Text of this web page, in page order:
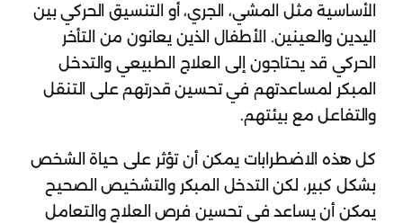
الأساسية مثل المشي، الجري، أو التنسيق الحركي بين
اليدين والعينين. الأطفال الذين يعانون من التأخر
الحركي قد يحتاجون إلى العلاج الطبيعي والتدخل
المبكر لمساعدتهم في تحسين قدرتهم على التنقل
والتفاعل مع بيئتهم.
كل هذه الاضطرابات يمكن أن تؤثر على حياة الشخص
بشكل كبير، لكن التدخل المبكر والتشخيص الصحيح
يمكن أن يساعد في تحسين فرص العلاج والتعامل